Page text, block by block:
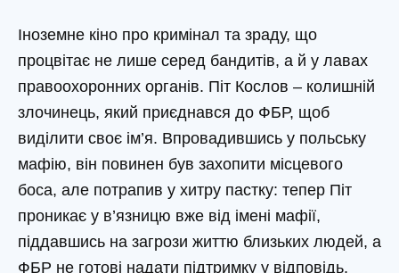
Іноземне кіно про кримінал та зраду, що
процвітає не лише серед бандитів, а й у лавах
правоохоронних органів. Піт Кослов – колишній
злочинець, який приєднався до ФБР, щоб
виділити своє ім’я. Впровадившись у польську
мафію, він повинен був захопити місцевого
боса, але потрапив у хитру пастку: тепер Піт
проникає у в’язницю вже від імені мафії,
піддавшись на загрози життю близьких людей, а
ФБР не готові надати підтримку у відповідь.